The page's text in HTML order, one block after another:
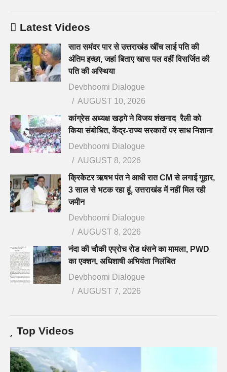
Latest Videos
सात समंदर पार से उत्तराखंड खींच लाई पति की
अंतिम इच्छा, जहां बिताए खास पल वहीं विसर्जित की
पति की अस्थिया
Devbhoomi Dialogue
AUGUST 10, 2026
कांग्रेस अध्यक्ष खड़गे ने विजय शंखनाद रैली को
किया संबोधित, केंद्र-राज्य सरकारों पर साध निशाना
Devbhoomi Dialogue
AUGUST 8, 2026
क्रिकेटर ऋषभ पंत ने आधी रात CM से लगाई गुहार,
3 साल से भटक रहा हूं, उत्तराखंड में नहीं मिल रही
जमीन
Devbhoomi Dialogue
AUGUST 8, 2026
नंदा की चौकी एप्रोच रोड धंसने का मामला, PWD
का एक्शन, अधिशाषी अभियंता निलंबित
Devbhoomi Dialogue
AUGUST 7, 2026
Top Videos